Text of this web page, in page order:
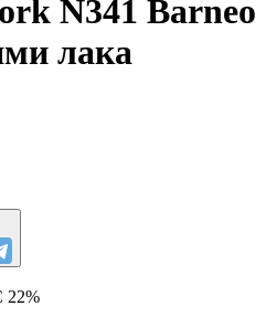
N341 Barneo
лака
22%